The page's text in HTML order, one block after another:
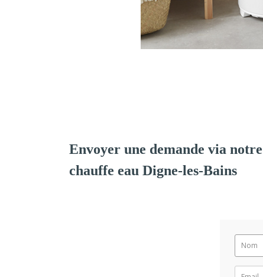
Envoyer une demande via
chauffe eau Digne-les-Bains